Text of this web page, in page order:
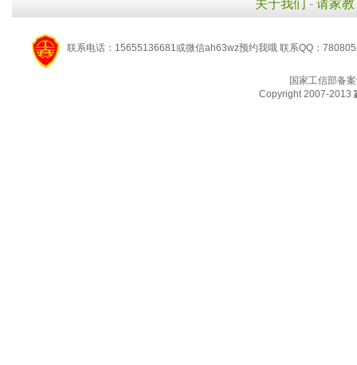
关于我们 - 请家教
联系电话：15655136681或微信ah63wz预约我哦 联系QQ：
国家工信部备
Copyright 2007-2013